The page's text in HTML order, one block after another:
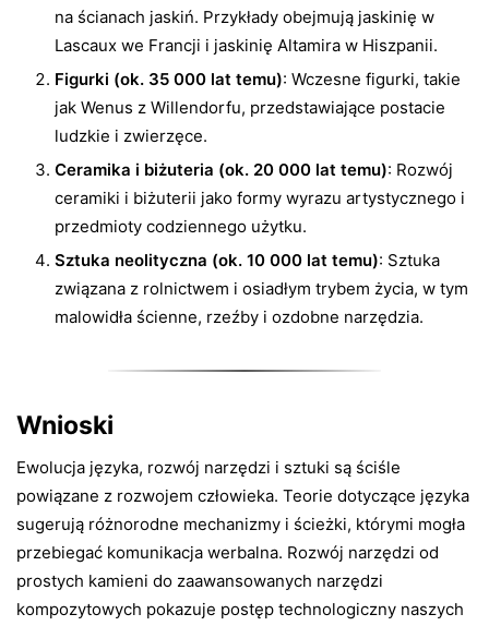
na ścianach jaskiń. Przykłady obejmują jaskinię w
Lascaux we Francji i jaskinię Altamira w Hiszpanii.
Figurki (ok. 35 000 lat temu): Wczesne figurki, takie
jak Wenus z Willendorfu, przedstawiające postacie
ludzkie i zwierzęce.
Ceramika i biżuteria (ok. 20 000 lat temu): Rozwój
ceramiki i biżuterii jako formy wyrazu artystycznego i
przedmioty codziennego użytku.
Sztuka neolityczna (ok. 10 000 lat temu): Sztuka
związana z rolnictwem i osiadłym trybem życia, w tym
malowidła ścienne, rzeźby i ozdobne narzędzia.
Wnioski
Ewolucja języka, rozwój narzędzi i sztuki są ściśle
powiązane z rozwojem człowieka. Teorie dotyczące języka
sugerują różnorodne mechanizmy i ścieżki, którymi mogła
przebiegać komunikacja werbalna. Rozwój narzędzi od
prostych kamieni do zaawansowanych narzędzi
kompozytowych pokazuje postęp technologiczny naszych